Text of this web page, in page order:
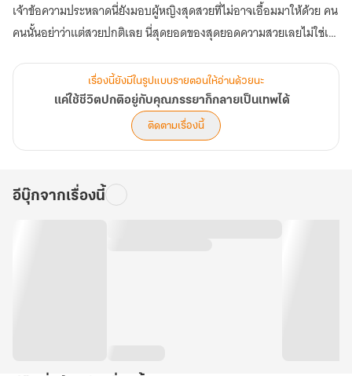
เจ้าข้อความประหลาดนี่ยังมอบผู้หญิงสุดสวยที่ไม่อาจเอื้อมมาให้ด้วย คน
คนนั้นอย่าว่าแต่สวยปกติเลย นี่สุดยอดของสุดยอดความสวยเลยไม่ใช่เห
สถานการณ์แบบนี้มันอะไร?
ไม่ใช่แค่สร้างสถานการณ์ปกติ แค่พบกันครั้งแรกก็รักษากันแบบแนบ
ไหนจะทำให้เธอสนใจในตัวเขาจนตามมาติดๆอีก!
เรื่องนี้ยังมีในรูปแบบรายตอนให้อ่านด้วยนะ
แค่ใช้ชีวิตปกติอยู่กับคุณภรรยาก็กลายเป็นเทพได้
ติดตามเรื่องนี้
อีบุ๊กจากเรื่องนี้